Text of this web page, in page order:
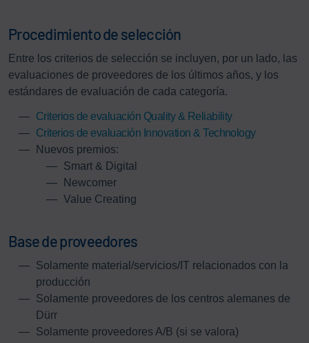
Procedimiento de selección
Entre los criterios de selección se incluyen, por un lado, las
evaluaciones de proveedores de los últimos años, y los
estándares de evaluación de cada categoría.
Criterios de evaluación Quality & Reliability
Criterios de evaluación Innovation & Technology
Nuevos premios:
Smart & Digital
Newcomer
Value Creating
Base de proveedores
Solamente material/servicios/IT relacionados con la
producción
Solamente proveedores de los centros alemanes de
Dürr
Solamente proveedores A/B (si se valora)